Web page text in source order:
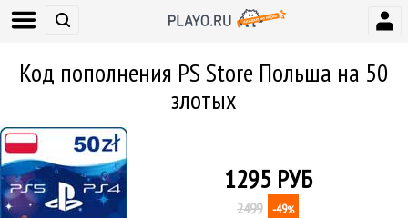
Код пополнения PS Store Польша на 50
злотых
1295РУБ
2499 -49%